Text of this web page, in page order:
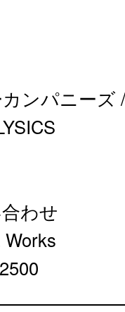
ンパニーズ
わせ
Works